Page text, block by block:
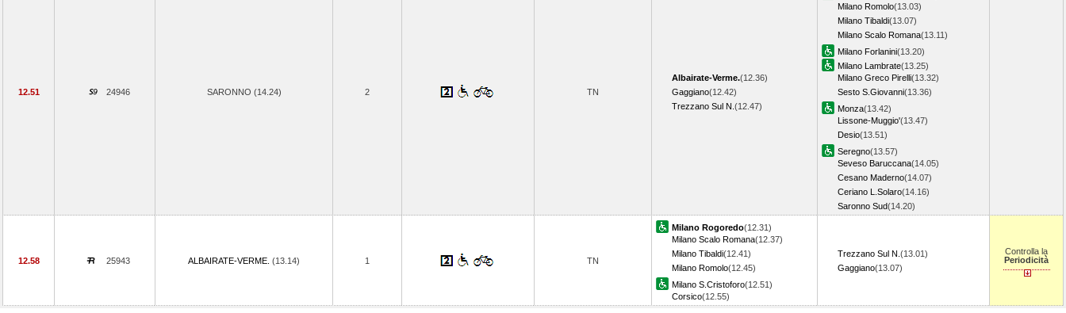
12.51 24946 SARONNO (14.24) 2 TN
Albairate-Verme.(12.36)
Gaggiano(12.42)
Trezzano Sul N. (12.47)
Milano Romolo(13.03)
Milano Tibaldi(13.07)
Milano Scalo Romana(13.11)
Milano Forlanini(13.20)
Milano Lambrate(13.25)
Milano Greco Pirelli(13.32)
Sesto S.Giovanni(13.36)
Monza(13.42)
Lissone-Muggio'(13.47)
Desio(13.51)
Seregno(13.57)
Seveso Baruccana(14.05)
Cesano Maderno(14.07)
Ceriano L.Solaro(14.16)
Saronno Sud(14.20)
12.58 25943 ALBAIRATE-VERME. (13.14) 1 TN
Milano Rogoredo(12.31)
Milano Scalo Romana(12.37)
Milano Tibaldi(12.41)
Milano Romolo(12.45)
Milano S.Cristoforo(12.51)
Corsico(12.55)
Trezzano Sul N. (13.01)
Gaggiano(13.07)
Controlla la
Periodicità